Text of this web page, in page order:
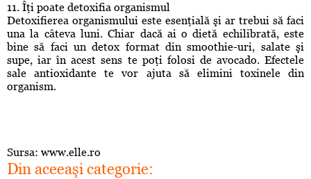
11. Îţi poate detoxifia organismul
Detoxifierea organismului este esenţială şi ar trebui să faci
una la câteva luni. Chiar dacă ai o dietă echilibrată, este
bine să faci un detox format din smoothie-uri, salate şi
supe, iar în acest sens te poţi folosi de avocado. Efectele
sale antioxidante te vor ajuta să elimini toxinele din
organism.
Sursa: www.elle.ro
Din aceeaşi categorie: